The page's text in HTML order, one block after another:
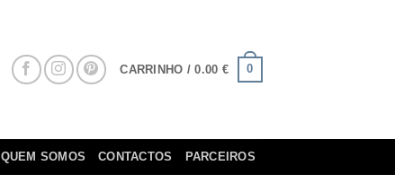
CARRINHO /0.00 € 0
QUEM SOMOS CONTACTOS PARCEIROS